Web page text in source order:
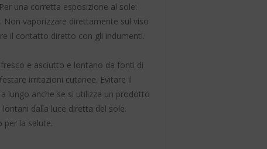
una corretta esposizione al sole:
Non vaporizzare direttamente sul viso
il contatto diretto con gli indumenti.
e asciutto e lontano da fonti di
irritazioni cutanee. Evitare il
lungo anche se si utilizza un prodotto
dalla luce diretta del sole.
per la salute.